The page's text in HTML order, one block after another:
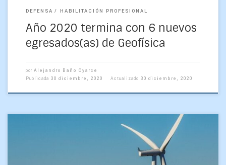
DEFENSA HABILITACIÓN PROFESIONAL
Año 2020 termina con 6 nuevos
egresados(as) de Geofísica
por Alejandro Baño Oyarce
Publicada 30 diciembre, 2020 Actualizado 30 diciembre, 2020